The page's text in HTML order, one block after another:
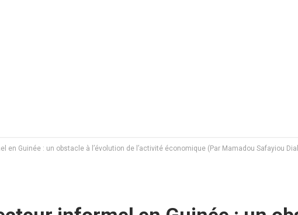
en Guinée : un obstacle à l’évolution de l’activité économique (Par Mamadou Safayiou